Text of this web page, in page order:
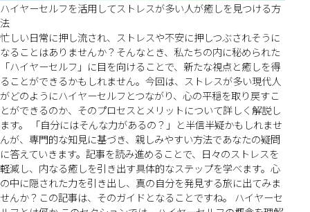
ハイヤーセルフを活用してストレスが多い人が癒しを見つける方
法
忙しい日常に押し流され、ストレスや不安に押しつぶされそうに
なることはありませんか？そんなとき、私たちの内に秘められた
「ハイヤーセルフ」に目を向けることで、新たな視点と癒しを得
ることができるかもしれません。今回は、ストレスが多い現代人
がどのようにハイヤーセルフとつながり、心の平穏を取り戻すこ
とができるのか、そのプロセスとメリットについて詳しく解説し
ます。 「自分にはそんな力があるの？」と半信半疑かもしれませ
んが、専門的な知見に基づき、親しみやすい方法であなたの疑問
に答えていきます。記事を読み進めることで、日々のストレスを
軽減し、内なる癒しを引き出す具体的なステップを学べます。心
の中に隠された力を引き出し、真の自分を発見する旅に出てみま
せんか？この記事は、そのガイドとなることですね。 ハイヤーセ